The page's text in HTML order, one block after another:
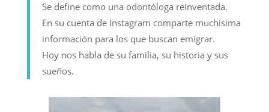
Se define como una odontóloga reinventada.
En su cuenta de Instagram comparte muchísima
información para los que buscan emigrar.
Hoy nos habla de su familia, su historia y sus
sueños.